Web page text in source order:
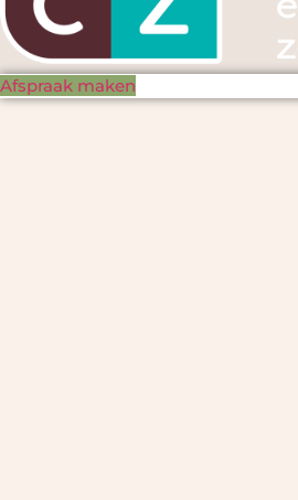
Afspraak maken